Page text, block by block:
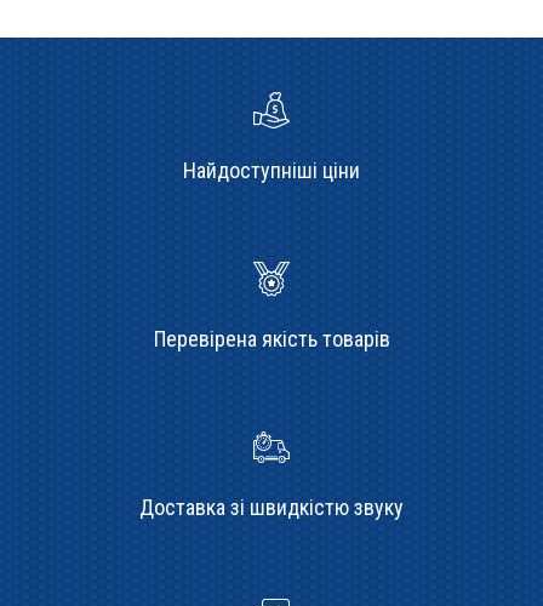
Найдоступніші ціни
Перевірена якість товарів
Доставка зі швидкістю звуку